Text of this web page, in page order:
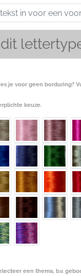
je voor geen borduring?
keuze.
een thema, b.v.